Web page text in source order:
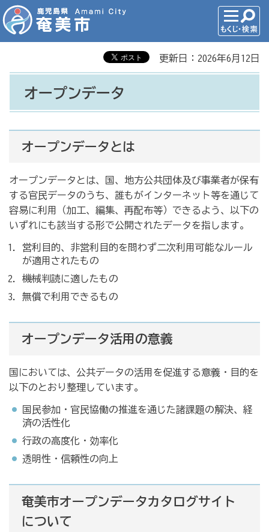
更新日：2026年6月12日
オープンデータ
オープンデータとは
オープンデータとは、国、地方公共団体及び事業者が保有
する官民データのうち、誰もがインターネット等を通じて
容易に利用（加工、編集、再配布等）できるよう、以下の
いずれにも該当する形で公開されたデータを指します。
営利目的、非営利目的を問わず二次利用可能なルール
が適用されたもの
機械判読に適したもの
無償で利用できるもの
オープンデータ活用の意義
国においては、公共データの活用を促進する意義・目的を
以下のとおり整理しています。
国民参加・官民協働の推進を通じた諸課題の解決、経
済の活性化
行政の高度化・効率化
透明性・信頼性の向上
奄美市オープンデータカタログサイト
について